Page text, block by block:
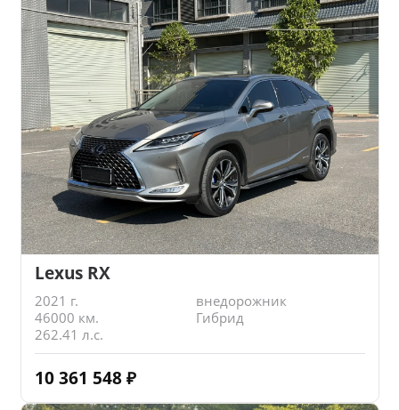
Lexus RX
2021 г.
внедорожник
46000 км.
Гибрид
262.41 л.с.
10 361 548 ₽